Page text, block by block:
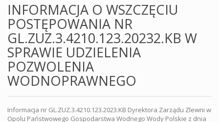
INFORMACJA O WSZCZĘCIU
POSTĘPOWANIA NR
GL.ZUZ.3.4210.123.20232.KB W
SPRAWIE UDZIELENIA
POZWOLENIA
WODNOPRAWNEGO
Informacja nr GL.ZUZ.3.4210.123.2023.KB Dyrektora Zarządu Zlewni w
Opolu Państwowego Gospodarstwa Wodnego Wody Polskie z dnia